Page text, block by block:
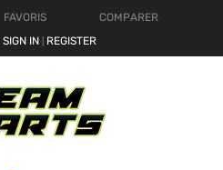
FAVORIS
COMPARER
SIGN IN REGISTER